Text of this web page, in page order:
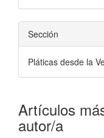
Sección
Pláticas desde la
Artículos
autor/a